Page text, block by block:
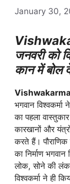
January 30,
जनवरी को
कान में बोल
भगवान विश्वकर्मा
का पहला
कारखानों और
करते हैं।
का निर्माण
लोक, सोने की
विश्वकर्मा ने ही